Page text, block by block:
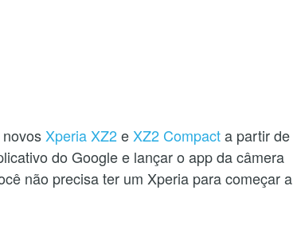
Xperia XZ2e XZ2 Compacta partir de
do Google e lançar o app da câmera
não precisa ter um Xperia para começar a